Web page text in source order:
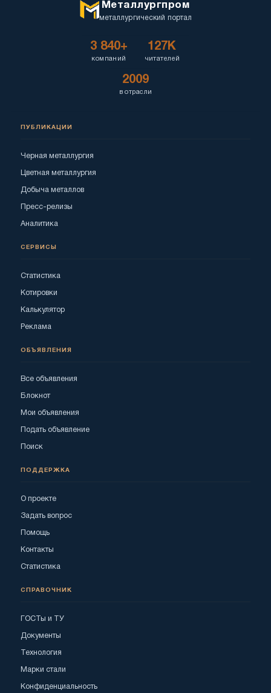
Металлургпром
металлургический портал
3 840+
компаний
127K
читателей
2009
в отрасли
ПУБЛИКАЦИИ
Черная металлургия
Цветная металлургия
Добыча металлов
Пресс-релизы
Аналитика
СЕРВИСЫ
Статистика
Котировки
Калькулятор
Реклама
ОБЪЯВЛЕНИЯ
Все объявления
Блокнот
Мои объявления
Подать объявление
Поиск
ПОДДЕРЖКА
О проекте
Задать вопрос
Помощь
Контакты
Статистика
СПРАВОЧНИК
ГОСТы и ТУ
Документы
Технология
Марки стали
Конфиденциальность